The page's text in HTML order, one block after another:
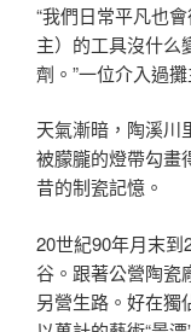
“我們日常平凡也
主）的工具沒什么
劑。”一位介入過
天氣漸暗，陶溪川
被朦朧的燈帶勾畫
昔的制瓷記憶。
20世紀90年月末
谷。跟著公營陶瓷
另營生路。好在獨